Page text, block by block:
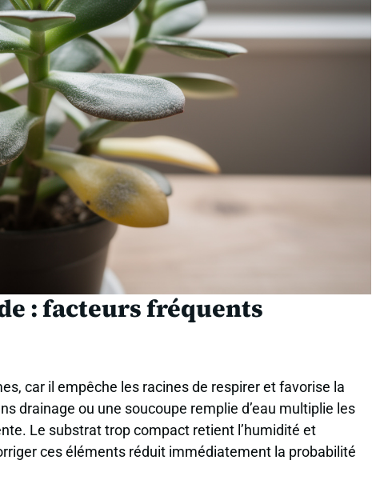
: facteurs fréquents
car il empêche les racines de respirer et favorise la
drainage ou une soucoupe remplie d’eau multiplie les
Le substrat trop compact retient l’humidité et
ces éléments réduit immédiatement la probabilité